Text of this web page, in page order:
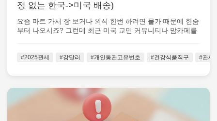
정 없는 한국->미국 배송)
요즘 마트 가서 장 보거나 외식 한번 하려면 물가 때문에 한숨
부터 나오시죠? 그런데 최근 미국 교민 커뮤니티나 맘카페를
#2025관세 #강달러 #개인통관고유번호 #건강식품직구 #관세